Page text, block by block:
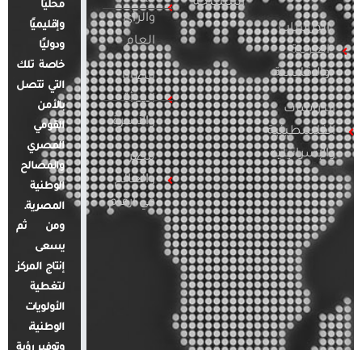
الدراسات
العربية
والإقليمية
الدراسات
الفلسطينية
والإسرائيلية
المسلحة
والرأي
العام
قضايا
المرأة
والأسرة
مصر
والعالم
في أرقام
محليًا
وإقليميًا
ودوليًا
خاصة تلك
التي تتصل
بالأمن
القومي
المصري
والمصالح
الوطنية
المصرية.
ومن ثم
يسعى
إنتاج المركز
لتغطية
الأولويات
الوطنية،